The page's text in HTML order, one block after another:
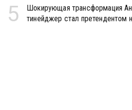
5
Шокирующая трансформация
тинейджер стал претендентом